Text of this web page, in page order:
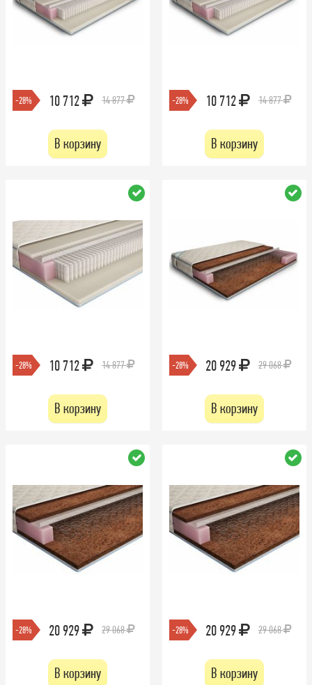
-28% 10 712 14 877
В корзину
-28% 10 712 14 877
В корзину
-28% 10 712 14 877
В корзину
-28% 20 929 29 068
В корзину
-28% 20 929 29 068
В корзину
-28% 20 929 29 068
В корзину